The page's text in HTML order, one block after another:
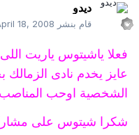
ديدو
قام بنشر 18, 2008
فعلا ياشيتوس ياريت اللى
عايز يخدم نادى
الشخصية اوحب المناصب
شكرا شيتوس على